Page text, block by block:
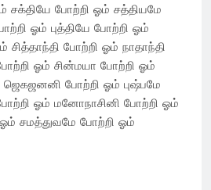
சக்தியே போற்றி ஓம் சத்தியமே
ஓம் புத்தியே போற்றி ஓம்
சித்தாந்தி போற்றி ஓம் நாதாந்தி
ஓம் சின்மயா போற்றி ஓம்
போற்றி ஓம் புஷ்பமே
ஓம் மனோநாசினி போற்றி ஓம்
சமத்துவமே போற்றி ஓம்